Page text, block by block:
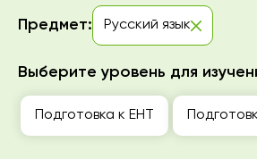
Предмет: Русский язык
Выберите уровень для
Подготовка к ЕНТ